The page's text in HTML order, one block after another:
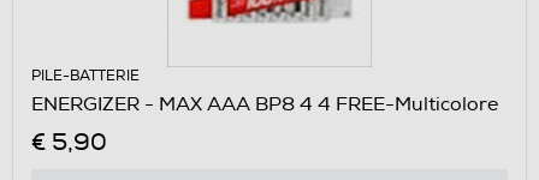
PILE-BATTERIE
ENERGIZER - MAX AAA BP8 4 4 FREE-Multicolore
€ 5,90